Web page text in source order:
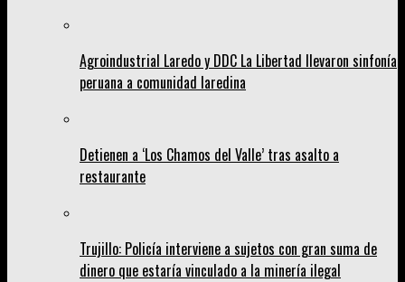
Agroindustrial Laredo y DDC La Libertad llevaron sinfonía
peruana a comunidad laredina
Detienen a ‘Los Chamos del Valle’ tras asalto a
restaurante
Trujillo: Policía interviene a sujetos con gran suma de
dinero que estaría vinculado a la minería ilegal